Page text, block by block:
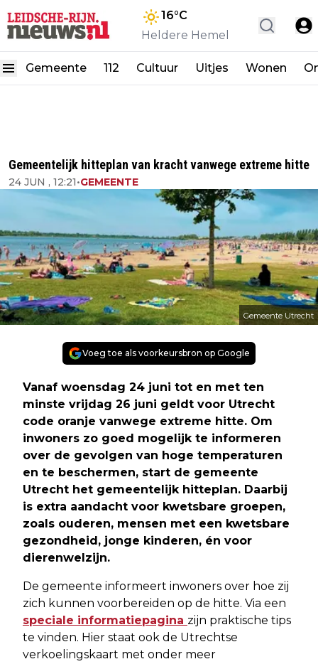
16°C
Heldere Hemel
Gemeente 112 Cultuur Uitjes Wonen
Gemeentelijk hitteplan van kracht vanwege extreme hitte
24 JUN , 12:21•GEMEENTE
Gemeente Utrecht
Voeg toe als voorkeursbron op Google
Vanaf woensdag 24 juni tot en met ten
minste vrijdag 26 juni geldt voor Utrecht
code oranje vanwege extreme hitte. Om
inwoners zo goed mogelijk te informeren
over de gevolgen van hoge temperaturen
en te beschermen, start de gemeente
Utrecht het gemeentelijk hitteplan. Daarbij
is extra aandacht voor kwetsbare groepen,
zoals ouderen, mensen met een kwetsbare
gezondheid, jonge kinderen, én voor
dierenwelzijn.
De gemeente informeert inwoners over hoe zij
zich kunnen voorbereiden op de hitte. Via een
speciale informatiepagina zijn praktische tips
te vinden. Hier staat ook de Utrechtse
verkoelingskaart met onder meer